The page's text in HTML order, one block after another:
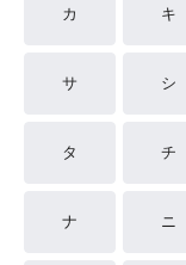
カ キ
サ シ
タ チ
ナ ニ